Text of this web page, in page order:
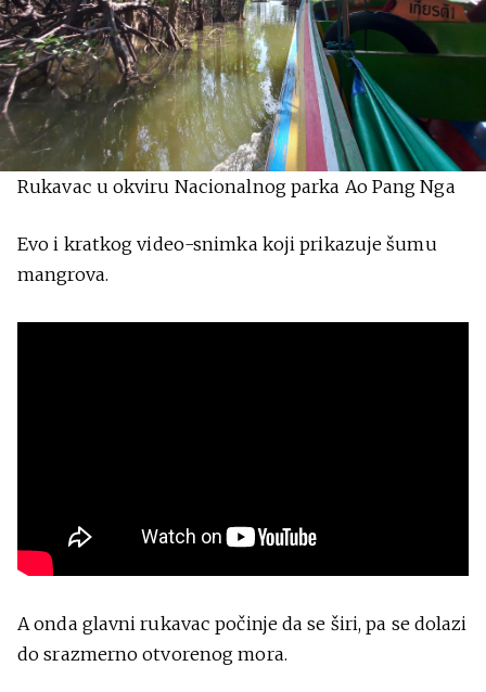
Rukavac u okviru Nacionalnog parka Ao Pang Nga
Evo i kratkog video-snimka koji prikazuje šumu
mangrova.
A onda glavni rukavac počinje da se širi, pa se dolazi
do srazmerno otvorenog mora.